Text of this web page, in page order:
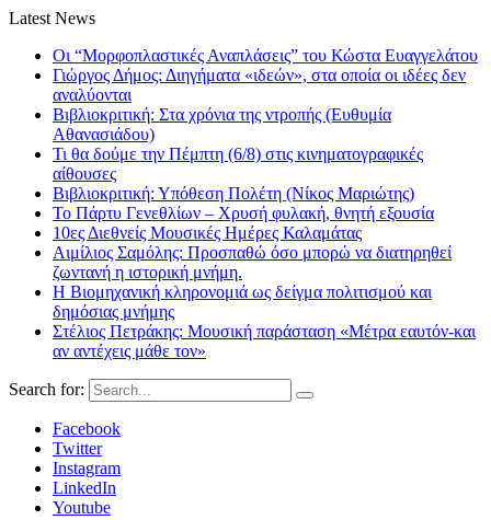
Latest News
Οι “Μορφοπλαστικές Αναπλάσεις” του Κώστα Ευαγγελάτου
Γιώργος Δήμος: Διηγήματα «ιδεών», στα οποία οι ιδέες δεν
αναλύονται
Βιβλιοκριτική: Στα χρόνια της ντροπής (Ευθυμία
Αθανασιάδου)
Τι θα δούμε την Πέμπτη (6/8) στις κινηματογραφικές
αίθουσες
Βιβλιοκριτική: Υπόθεση Πολέτη (Νίκος Μαριώτης)
Το Πάρτυ Γενεθλίων – Χρυσή φυλακή, θνητή εξουσία
10ες Διεθνείς Μουσικές Ημέρες Καλαμάτας
Αιμίλιος Σαμόλης: Προσπαθώ όσο μπορώ να διατηρηθεί
ζωντανή η ιστορική μνήμη.
Η Βιομηχανική κληρονομιά ως δείγμα πολιτισμού και
δημόσιας μνήμης
Στέλιος Πετράκης: Μουσική παράσταση «Μέτρα εαυτόν-και
αν αντέχεις μάθε τον»
Search for:
Facebook
Twitter
Instagram
LinkedIn
Youtube